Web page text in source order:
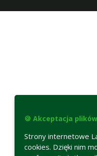
🍪 Akceptacja
Strony internetowe
cookies. Dzięki nim